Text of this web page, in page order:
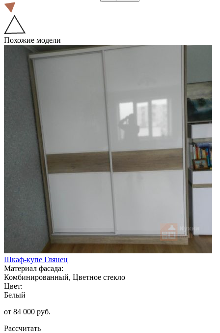
Похожие модели
Шкаф-купе Глянец
Материал фасада:
Комбинированный, Цветное стекло
Цвет:
Белый
от 84 000 руб.
Рассчитать